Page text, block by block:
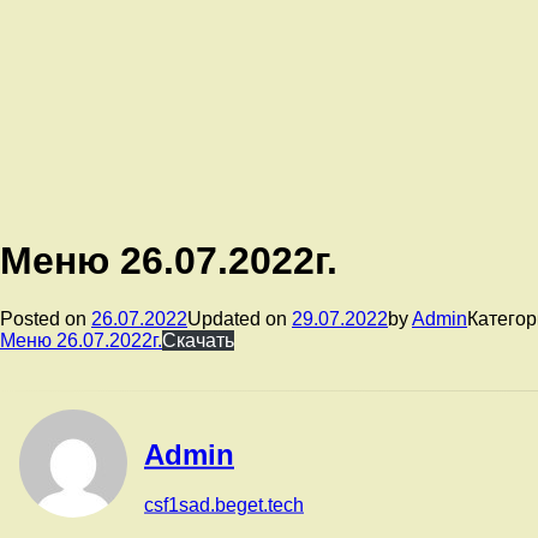
Меню 26.07.2022г.
Posted on 26.07.2022Updated on 29.07.2022byAdmin
Меню 26.07.2022г.Скачать
Admin
csf1sad.beget.tech